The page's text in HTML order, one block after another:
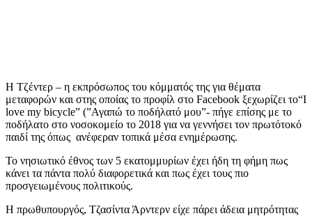
Η Τζέντερ – η εκπρόσωπος του κόμματός της για θέματα
μεταφορών και στης οποίας το προφίλ στο Facebook ξεχωρίζει το“I
love my bicycle” (”Αγαπώ το ποδήλατό μου”- πήγε επίσης με το
ποδήλατο στο νοσοκομείο το 2018 για να γεννήσει τον πρωτότοκό
παιδί της όπως ανέφεραν τοπικά μέσα ενημέρωσης.
Το νησιωτικό έθνος των 5 εκατομμυρίων έχει ήδη τη φήμη πως
κάνει τα πάντα πολύ διαφορετικά και πως έχει τους πιο
προσγειωμένους πολιτικούς.
Η πρωθυπουργός, Τζασίντα Άρντερν είχε πάρει άδεια μητρότητας